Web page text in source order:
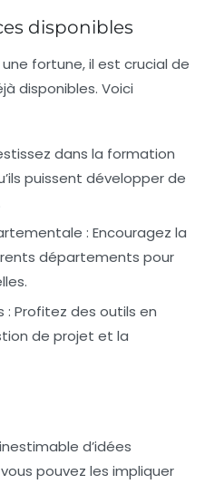
disponibles
fortune, il est crucial de
disponibles. Voici
dans la formation
puissent développer de
: Encouragez la
départements pour
: Profitez des outils en
de projet et la
d’idées
pouvez les impliquer